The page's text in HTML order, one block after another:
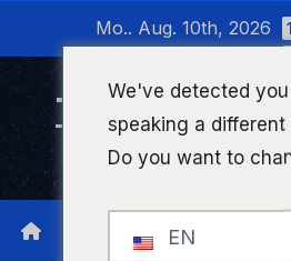
wechseln
Mo.. Aug. 10th, 2026
Timeline Bad
Infonetzwerk für
We've detected
speaking a different
Do you want to
EN